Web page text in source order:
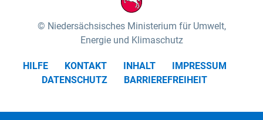
Niedersächsisches Ministerium für Umwelt,
Energie und Klimaschutz
HILFE KONTAKT INHALT
IMPRESSUM
DATENSCHUTZ
BARRIEREFREIHEIT